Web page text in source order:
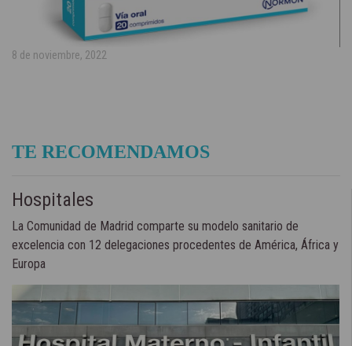
8 de noviembre, 2022
TE RECOMENDAMOS
Hospitales
La Comunidad de Madrid comparte su modelo sanitario de
excelencia con 12 delegaciones procedentes de América, África y
Europa